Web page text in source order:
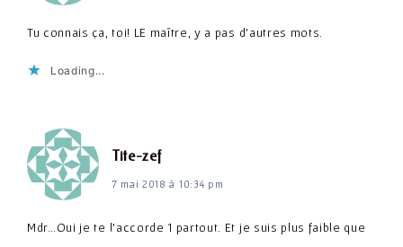
Tu connais ça, toi! LE maître, y a pas d'autres mots.
Loading...
Tite-zefdit :
7 mai 2018 à 10:34 pm
Mdr…Oui je te l'accorde 1 partout. Et je suis plus faible que